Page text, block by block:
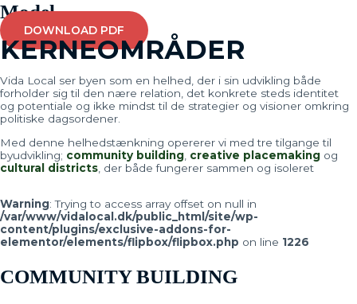
Model
DOWNLOAD PDF
KERNEOMRÅDER
Vida Local ser byen som en helhed, der i sin udvikling både
forholder sig til den nære relation, det konkrete steds identitet
og potentiale og ikke mindst til de strategier og visioner omkring
politiske dagsordener.
Med denne helhedstænkning opererer vi med tre tilgange til
byudvikling; community building creative placemaking og
cultural districts , der både fungerer sammen og isoleret
Warning: Trying to access array offset on null in
/var/www/vidalocal.dk/public_html/site/wp-
content/plugins/exclusive-addons-for-
elementor/elements/flipbox/flipbox.php on line 1226
COMMUNITY BUILDING